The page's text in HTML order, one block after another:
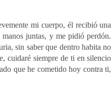
mi cuerpo, él recibió una
juntas, y me pidió perdón.
sin saber que dentro habita no
cuidaré siempre de ti en silencio
que he cometido hoy contra ti,